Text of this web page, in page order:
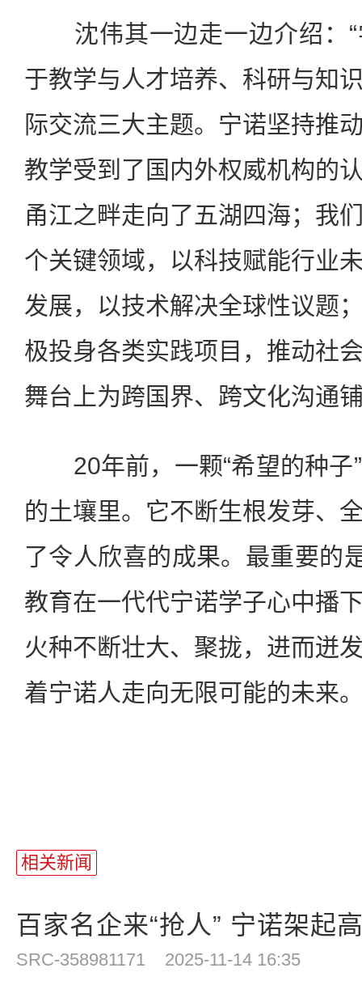
沈伟其一边走一边介绍：“
于教学与人才培养、科研与知
际交流三大主题。宁诺坚持推
教学受到了国内外权威机构的
甬江之畔走向了五湖四海；我
个关键领域，以科技赋能行业
发展，以技术解决全球性议题
极投身各类实践项目，推动社
舞台上为跨国界、跨文化沟通
20年前，一颗“希望的种子”
的土壤里。它不断生根发芽、
了令人欣喜的成果。最重要的
教育在一代代宁诺学子心中播
火种不断壮大、聚拢，进而迸
着宁诺人走向无限可能的未来
相关新闻
百家名企来“抢人” 宁诺架起
SRC-358981171 2025-11-14 16:35